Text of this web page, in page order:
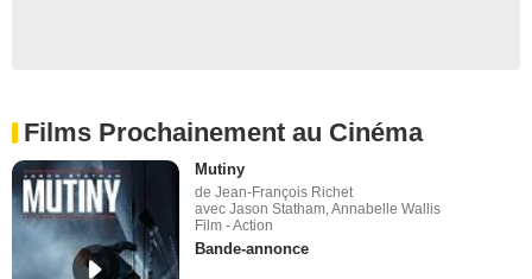
Films Prochainement au Cinéma
Mutiny
de Jean-François Richet
avec Jason Statham, Annabelle Wallis
Film - Action
Bande-annonce